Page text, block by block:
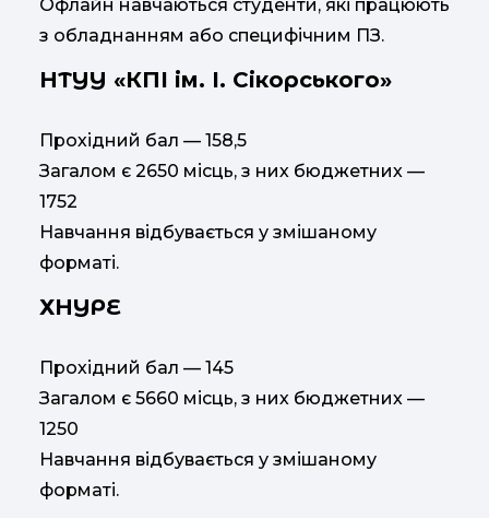
Офлайн навчаються студенти, які працюють
з обладнанням або специфічним ПЗ.
НТУУ «КПІ ім. І. Сікорського»
Прохідний бал — 158,5
Загалом є 2650 місць, з них бюджетних —
1752
Навчання відбувається у змішаному
форматі.
ХНУРЕ
Прохідний бал — 145
Загалом є 5660 місць, з них бюджетних —
1250
Навчання відбувається у змішаному
форматі.